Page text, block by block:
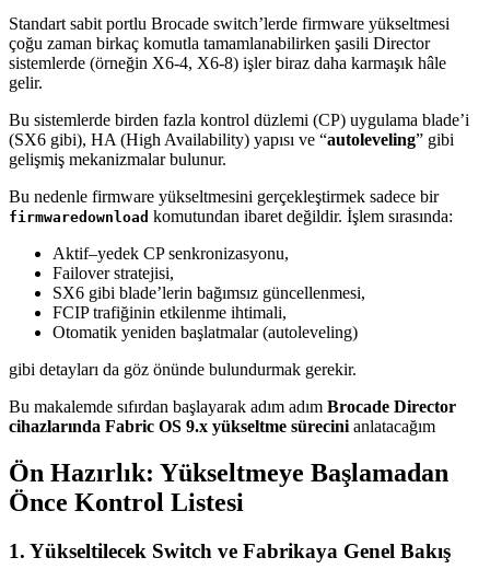
Standart sabit portlu Brocade switch’lerde firmware yükseltmesi
çoğu zaman birkaç komutla tamamlanabilirken şasili Director
sistemlerde (örneğin X6-4, X6-8) işler biraz daha karmaşık hâle
gelir.
Bu sistemlerde birden fazla kontrol düzlemi (CP) uygulama blade’i
(SX6 gibi), HA (High Availability) yapısı ve “autoleveling” gibi
gelişmiş mekanizmalar bulunur.
Bu nedenle firmware yükseltmesini gerçekleştirmek sadece bir
firmwaredownload komutundan ibaret değildir. İşlem sırasında:
Aktif–yedek CP senkronizasyonu,
Failover stratejisi,
SX6 gibi blade’lerin bağımsız güncellenmesi,
FCIP trafiğinin etkilenme ihtimali,
Otomatik yeniden başlatmalar (autoleveling)
gibi detayları da göz önünde bulundurmak gerekir.
Bu makalemde sıfırdan başlayarak adım adım Brocade Director
cihazlarında Fabric OS 9.x yükseltme sürecini anlatacağım
Ön Hazırlık: Yükseltmeye Başlamadan
Önce Kontrol Listesi
1. Yükseltilecek Switch ve Fabrikaya Genel Bakış